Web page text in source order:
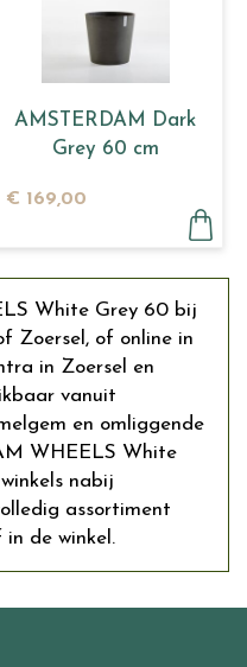
AMSTERDAM Dark
Grey 60 cm
€ 169,00
White Grey 60 bij
Zoersel, of online in
in Zoersel en
vanuit
en omliggende
WHEELS White
nabij
assortiment
de winkel.